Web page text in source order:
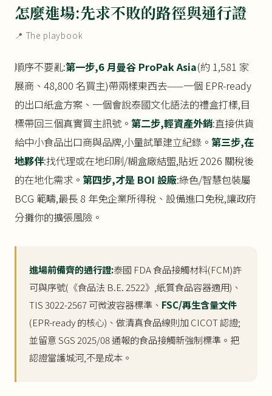
怎麼進場:先求不敗的路徑與通行證
📍 The playbook
順序不要亂:第一步,6 月曼谷 ProPak Asia(約 1,581 家
展商、48,800 名買主)帶兩樣東西去——一個 EPR-ready
的出口紙盒方案、一個會說泰國文化語法的禮盒打樣,目
標帶回三個真實買主訊號。 第二步,輕資產外銷:直接供貨
給中小食品出口商與品牌,小量試單建立紀錄。 第三步,在
地夥伴:找代理或在地印刷/糊盒廠結盟,貼近 2026 關稅後
的在地化需求。 第四步,才是 BOI 設廠:綠色/智慧包裝屬
BCG 範疇,最長 8 年免企業所得稅、設備進口免稅,讓政府
分攤你的擴張風險。
進場前備齊的通行證:泰國 FDA 食品接觸材料(FCM)許
可與序號(《食品法 B.E. 2522》,紙質食品容器適用)、
TIS 3022-2567 可微波容器標準、 FSC/再生含量文件
(EPR-ready 的核心)、做清真食品線則加 CICOT 認證;
並留意 SGS 2025/08 通報的食品接觸新強制標準。把
認證當護城河,不是成本。